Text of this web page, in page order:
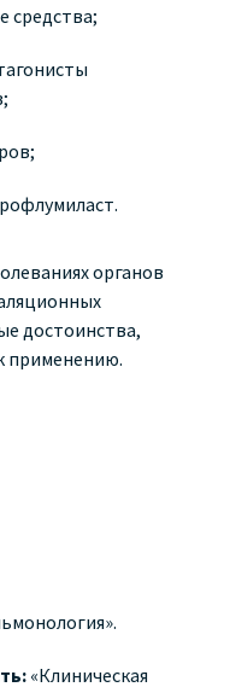
средства;
органов
достоинства,
применению.
«Клиническая